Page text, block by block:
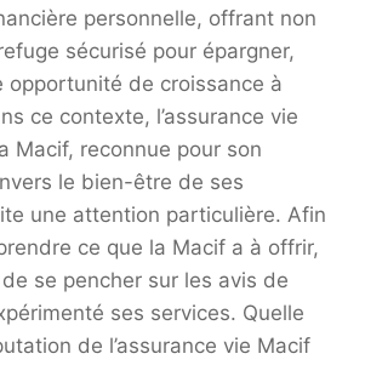
personnelle, offrant non
sécurisé pour épargner,
opportunité de croissance à
ce contexte, l’assurance vie
Macif, reconnue pour son
le bien-être de ses
une attention particulière. Afin
ce que la Macif a à offrir,
se pencher sur les avis de
ses services. Quelle
de l’assurance vie Macif